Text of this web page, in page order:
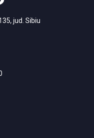
jud. Sibiu